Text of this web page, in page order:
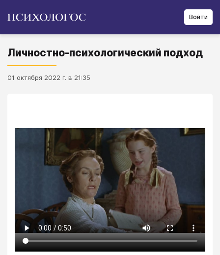
Войти
Личностно-психологический подход
01 октября 2022 г. в 21:35